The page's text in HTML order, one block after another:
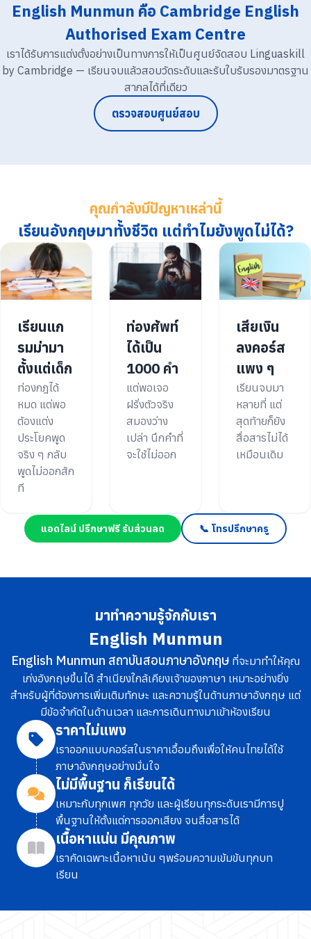
English Munmun คือ Cambridge English
Authorised Exam Centre
เราได้รับการแต่งตั้งอย่างเป็นทางการให้เป็นศูนย์จัดสอบ Linguaskill
by Cambridge — เรียนจบแล้วสอบวัดระดับและรับใบรับรองมาตรฐาน
สากลได้ที่เดียว
ตรวจสอบศูนย์สอบ
คุณกำลังมีปัญหาเหล่านี้
เรียนอังกฤษมาทั้งชีวิต แต่ทำไมยังพูดไม่ได้?
เรียนแก
รมม่ามา
ตั้งแต่เด็ก
ท่องกฎได้
หมด แต่พอ
ต้องแต่ง
ประโยคพูด
จริง ๆ กลับ
พูดไม่ออกสัก
ที
ท่องศัพท์
ได้เป็น
1000 คำ
แต่พอเจอ
ฝรั่งตัวจริง
สมองว่าง
เปล่า นึกคำที่
จะใช้ไม่ออก
เสียเงิน
ลงคอร์ส
แพง ๆ
เรียนจบมา
หลายที่ แต่
สุดท้ายก็ยัง
สื่อสารไม่ได้
เหมือนเดิม
แอดไลน์ ปรึกษาฟรี รับส่วนลด 📞 โทรปรึกษาครู
มาทำความรู้จักกับเรา
English Munmun
English Munmun สถาบันสอนภาษาอังกฤษ ที่จะมาทำให้คุณ
เก่งอังกฤษขึ้นได้ สำเนียงใกล้เคียงเจ้าของภาษา เหมาะอย่างยิ่ง
สำหรับผู้ที่ต้องการเพิ่มเติมทักษะ และความรู้ในด้านภาษาอังกฤษ แต่
มีข้อจำกัดในด้านเวลา และการเดินทางมาเข้าห้องเรียน
ราคาไม่แพง
เราออกแบบคอร์สในราคาเอื้อมถึงเพื่อให้คนไทยได้ใช้
ภาษาอังกฤษอย่างมั่นใจ
ไม่มีพื้นฐาน ก็เรียนได้
เหมาะกับทุกเพศ ทุกวัย และผู้เรียนทุกระดับเรามีการปู
พื้นฐานให้ตั้งแต่การออกเสียง จนสื่อสารได้
เนื้อหาแน่น มีคุณภาพ
เราคัดเฉพาะเนื้อหาเน้น ๆพร้อมความเข้มข้นทุกบท
เรียน